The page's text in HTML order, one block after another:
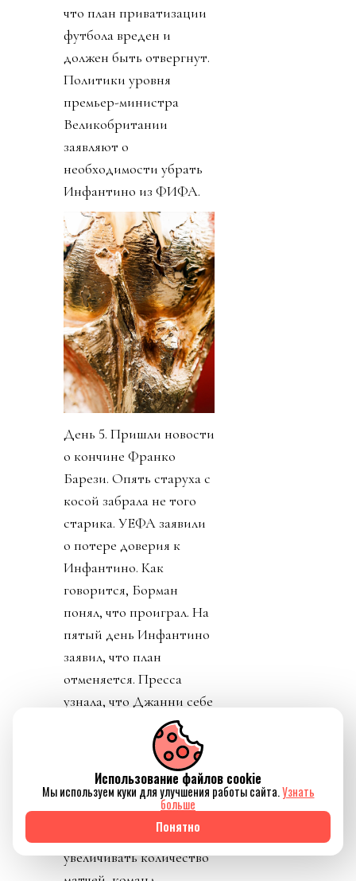
что план приватизации
футбола вреден и
должен быть отвергнут.
Политики уровня
премьер-министра
Великобритании
заявляют о
необходимости убрать
Инфантино из ФИФА.
День 5. Пришли новости
о кончине Франко
Барези. Опять старуха с
косой забрала не того
старика. УЕФА заявили
о потере доверия к
Инфантино. Как
говорится, Борман
понял, что проиграл. На
пятый день Инфантино
заявил, что план
отменяется. Пресса
узнала, что Джанни себе
зарплату в 30 миллионов
долларов в год, и
дивиденды от нового
юр лица. Стало понятно
увеличивать количество
Использование файлов cookie
Мы используем куки для улучшения работы сайта.Узнать
больше
Понятно